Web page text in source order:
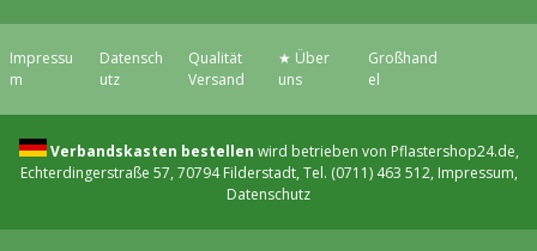
Impressu
m
Datensch
utz
Qualität
Versand
★ Über
uns
Großhand
el
Verbandskasten bestellen wird betrieben von Pflastershop24.de,
Echterdingerstraße 57, 70794 Filderstadt, Tel. (0711) 463 512, Impressum,
Datenschutz